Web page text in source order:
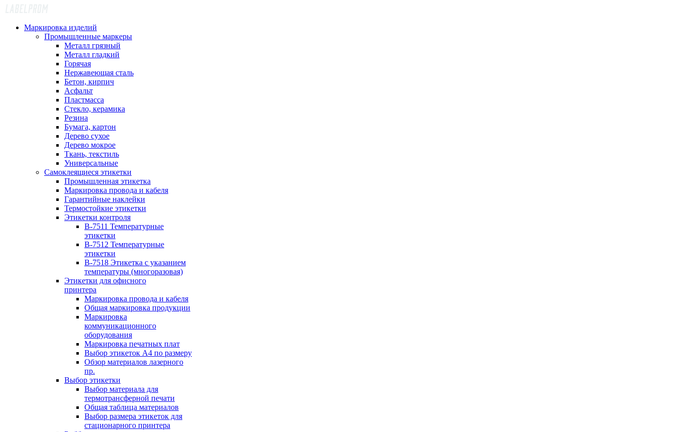
Маркировка изделий
Промышленные маркеры
Металл грязный
Металл гладкий
Горячая
Нержавеющая сталь
Бетон, кирпич
Асфальт
Пластмасса
Стекло, керамика
Резина
Бумага, картон
Дерево сухое
Дерево мокрое
Ткань, текстиль
Универсальные
Самоклеящиеся этикетки
Промышленная этикетка
Маркировка провода и кабеля
Гарантийные наклейки
Термостойкие этикетки
Этикетки контроля
B-7511 Температурные
этикетки
B-7512 Температурные
этикетки
B-7518 Этикетка с указанием
температуры (многоразовая)
Этикетки для офисного
принтера
Маркировка провода и кабеля
Общая маркировка продукции
Маркировка
коммуникационного
оборудования
Маркировка печатных плат
Выбор этикеток А4 по размеру
Обзор материалов лазерного
пр.
Выбор этикетки
Выбор материала для
термотрансферной печати
Общая таблица материалов
Выбор размера этикеток для
стационарного принтера